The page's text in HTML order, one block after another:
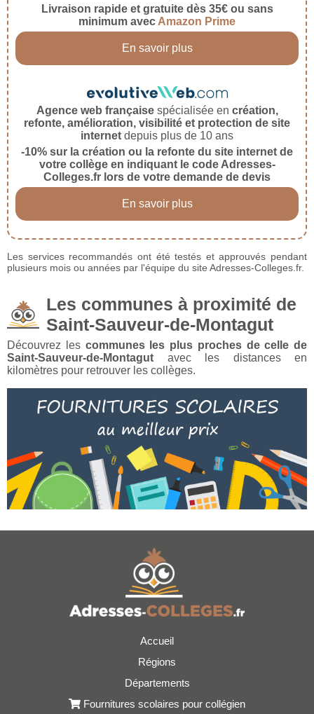
Livraison rapide et gratuite dès 35€ ou sans
minimum avec Amazon Prime
En savoir plus
Agence web françaisespécialisée en création,
refonte, amélioration, visibilité et protection de site
internet depuis plus de 10 ans
-10% sur la création ou la refonte du site internet de
votre collège en indiquant le code Adresses-
Colleges.fr lors de votre demande de devis
En savoir plus
Les services recommandés ont été testés et approuvés pendant
plusieurs mois ou années par l'équipe du site Adresses-Colleges.fr.
Les communes à proximité de
Saint-Sauveur-de-Montagut
Découvrez les communes les plus proches de celle de
Saint-Sauveur-de-Montagut avec les distances en
kilomètres pour retrouver les collèges.
Accueil
Régions
Départements
Fournitures scolaires pour collégien